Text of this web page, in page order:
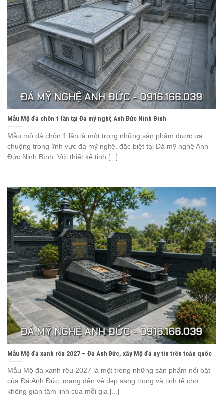
Mẫu Mộ đá chôn 1 lần tại Đá mỹ nghệ Anh Đức Ninh Bình
Mẫu mộ đá chôn 1 lần là một trong những sản phẩm được ưa
chuộng trong lĩnh vực đá mỹ nghệ, đặc biệt tại Đá mỹ nghệ Anh
Đức Ninh Bình. Với thiết kế tinh [...]
Mẫu Mộ đá xanh rêu 2027 – Đá Anh Đức, xây Mộ đá uy tín trên toàn quốc
Mẫu Mộ đá xanh rêu 2027 là một trong những sản phẩm nổi bật
của Đá Anh Đức, mang đến vẻ đẹp sang trọng và tinh tế cho
không gian tâm linh của mỗi gia [...]